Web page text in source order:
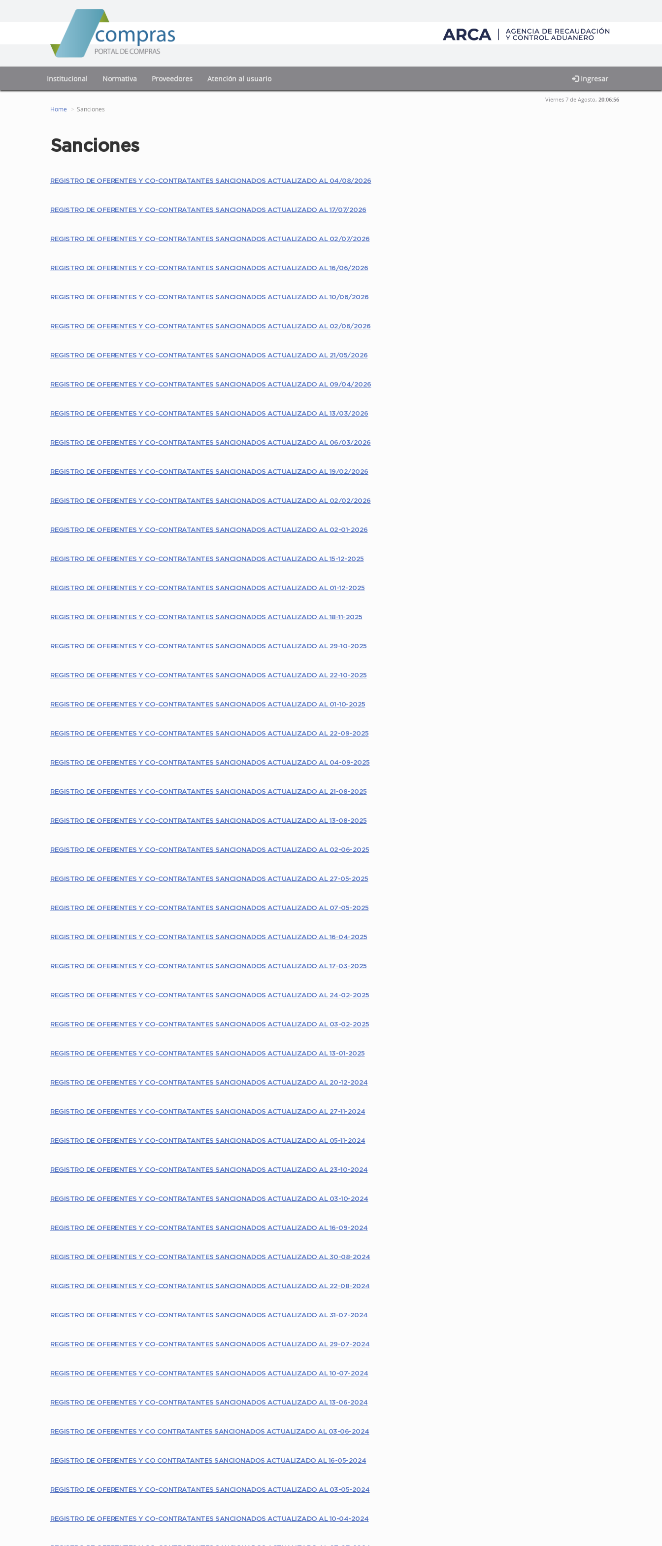
Institucional Normativa Proveedores Atención al usuario Ingresar
Viernes 7 de Agosto, 20:06:57
Home Sanciones
Sanciones
REGISTRO DE OFERENTES Y CO-CONTRATANTES SANCIONADOS ACTUALIZADO AL 04/08/2026
REGISTRO DE OFERENTES Y CO-CONTRATANTES SANCIONADOS ACTUALIZADO AL 17/07/2026
REGISTRO DE OFERENTES Y CO-CONTRATANTES SANCIONADOS ACTUALIZADO AL 02/07/2026
REGISTRO DE OFERENTES Y CO-CONTRATANTES SANCIONADOS ACTUALIZADO AL 16/06/2026
REGISTRO DE OFERENTES Y CO-CONTRATANTES SANCIONADOS ACTUALIZADO AL 10/06/2026
REGISTRO DE OFERENTES Y CO-CONTRATANTES SANCIONADOS ACTUALIZADO AL 02/06/2026
REGISTRO DE OFERENTES Y CO-CONTRATANTES SANCIONADOS ACTUALIZADO AL 21/05/2026
REGISTRO DE OFERENTES Y CO-CONTRATANTES SANCIONADOS ACTUALIZADO AL 09/04/2026
REGISTRO DE OFERENTES Y CO-CONTRATANTES SANCIONADOS ACTUALIZADO AL 13/03/2026
REGISTRO DE OFERENTES Y CO-CONTRATANTES SANCIONADOS ACTUALIZADO AL 06/03/2026
REGISTRO DE OFERENTES Y CO-CONTRATANTES SANCIONADOS ACTUALIZADO AL 19/02/2026
REGISTRO DE OFERENTES Y CO-CONTRATANTES SANCIONADOS ACTUALIZADO AL 02/02/2026
REGISTRO DE OFERENTES Y CO-CONTRATANTES SANCIONADOS ACTUALIZADO AL 02-01-2026
REGISTRO DE OFERENTES Y CO-CONTRATANTES SANCIONADOS ACTUALIZADO AL 15-12-2025
REGISTRO DE OFERENTES Y CO-CONTRATANTES SANCIONADOS ACTUALIZADO AL 01-12-2025
REGISTRO DE OFERENTES Y CO-CONTRATANTES SANCIONADOS ACTUALIZADO AL 18-11-2025
REGISTRO DE OFERENTES Y CO-CONTRATANTES SANCIONADOS ACTUALIZADO AL 29-10-2025
REGISTRO DE OFERENTES Y CO-CONTRATANTES SANCIONADOS ACTUALIZADO AL 22-10-2025
REGISTRO DE OFERENTES Y CO-CONTRATANTES SANCIONADOS ACTUALIZADO AL 01-10-2025
REGISTRO DE OFERENTES Y CO-CONTRATANTES SANCIONADOS ACTUALIZADO AL 22-09-2025
REGISTRO DE OFERENTES Y CO-CONTRATANTES SANCIONADOS ACTUALIZADO AL 04-09-2025
REGISTRO DE OFERENTES Y CO-CONTRATANTES SANCIONADOS ACTUALIZADO AL 21-08-2025
REGISTRO DE OFERENTES Y CO-CONTRATANTES SANCIONADOS ACTUALIZADO AL 13-08-2025
REGISTRO DE OFERENTES Y CO-CONTRATANTES SANCIONADOS ACTUALIZADO AL 02-06-2025
REGISTRO DE OFERENTES Y CO-CONTRATANTES SANCIONADOS ACTUALIZADO AL 27-05-2025
REGISTRO DE OFERENTES Y CO-CONTRATANTES SANCIONADOS ACTUALIZADO AL 07-05-2025
REGISTRO DE OFERENTES Y CO-CONTRATANTES SANCIONADOS ACTUALIZADO AL 16-04-2025
REGISTRO DE OFERENTES Y CO-CONTRATANTES SANCIONADOS ACTUALIZADO AL 17-03-2025
REGISTRO DE OFERENTES Y CO-CONTRATANTES SANCIONADOS ACTUALIZADO AL 24-02-2025
REGISTRO DE OFERENTES Y CO-CONTRATANTES SANCIONADOS ACTUALIZADO AL 03-02-2025
REGISTRO DE OFERENTES Y CO-CONTRATANTES SANCIONADOS ACTUALIZADO AL 13-01-2025
REGISTRO DE OFERENTES Y CO-CONTRATANTES SANCIONADOS ACTUALIZADO AL 20-12-2024
REGISTRO DE OFERENTES Y CO-CONTRATANTES SANCIONADOS ACTUALIZADO AL 27-11-2024
REGISTRO DE OFERENTES Y CO-CONTRATANTES SANCIONADOS ACTUALIZADO AL 05-11-2024
REGISTRO DE OFERENTES Y CO-CONTRATANTES SANCIONADOS ACTUALIZADO AL 23-10-2024
REGISTRO DE OFERENTES Y CO-CONTRATANTES SANCIONADOS ACTUALIZADO AL 03-10-2024
REGISTRO DE OFERENTES Y CO-CONTRATANTES SANCIONADOS ACTUALIZADO AL 16-09-2024
REGISTRO DE OFERENTES Y CO-CONTRATANTES SANCIONADOS ACTUALIZADO AL 30-08-2024
REGISTRO DE OFERENTES Y CO-CONTRATANTES SANCIONADOS ACTUALIZADO AL 22-08-2024
REGISTRO DE OFERENTES Y CO-CONTRATANTES SANCIONADOS ACTUALIZADO AL 31-07-2024
REGISTRO DE OFERENTES Y CO-CONTRATANTES SANCIONADOS ACTUALIZADO AL 29-07-2024
REGISTRO DE OFERENTES Y CO-CONTRATANTES SANCIONADOS ACTUALIZADO AL 10-07-2024
REGISTRO DE OFERENTES Y CO-CONTRATANTES SANCIONADOS ACTUALIZADO AL 13-06-2024
REGISTRO DE OFERENTES Y CO CONTRATANTES SANCIONADOS ACTUALIZADO AL 03-06-2024
REGISTRO DE OFERENTES Y CO CONTRATANTES SANCIONADOS ACTUALIZADO AL 16-05-2024
REGISTRO DE OFERENTES Y CO-CONTRATANTES SANCIONADOS ACTUALIZADO AL 03-05-2024
REGISTRO DE OFERENTES Y CO-CONTRATANTES SANCIONADOS ACTUALIZADO AL 10-04-2024